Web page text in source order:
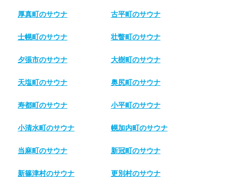
厚真町のサウナ 古平町のサウナ
士幌町のサウナ 壮瞥町のサウナ
夕張市のサウナ 大樹町のサウナ
天塩町のサウナ 奥尻町のサウナ
寿都町のサウナ 小平町のサウナ
小清水町のサウナ 幌加内町のサウナ
当麻町のサウナ 新冠町のサウナ
新篠津村のサウナ 更別村のサウナ